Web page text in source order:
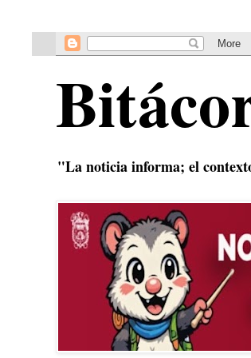
"La noticia informa; el